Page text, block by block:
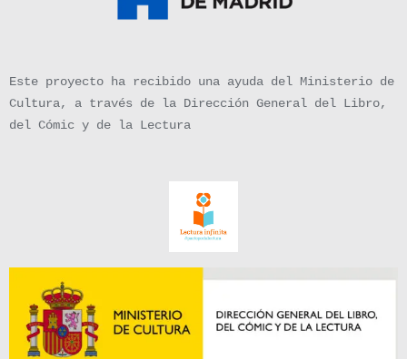
Este proyecto ha recibido una ayuda del Ministerio de
Cultura, a través de la Dirección General del Libro,
del Cómic y de la Lectura